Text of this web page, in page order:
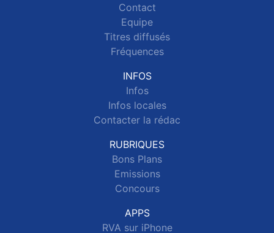
Contact
Equipe
Titres diffusés
Fréquences
INFOS
Infos
Infos locales
Contacter la rédac
RUBRIQUES
Bons Plans
Emissions
Concours
APPS
RVA sur iPhone